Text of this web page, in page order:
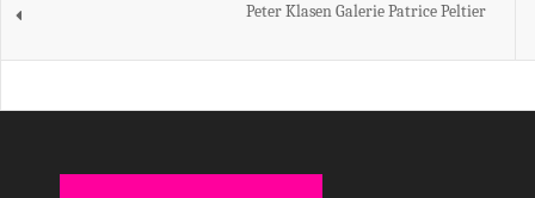
Peter Klasen Galerie Patrice Peltier